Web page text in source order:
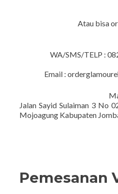
Atau bisa
WA/SMS/TELP :
Email :
Main office/
Jalan Sayid Sulaiman 3 No
Mojoagung Kabupaten
Pemesanan